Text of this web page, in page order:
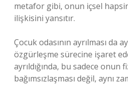
metafor gibi, onun içsel
ilişkisini yansıtır.
Çocuk odasının ayrılması da
özgürleşme sürecine işaret
ayrıldığında, bu sadece onun
bağımsızlaşması değil, aynı